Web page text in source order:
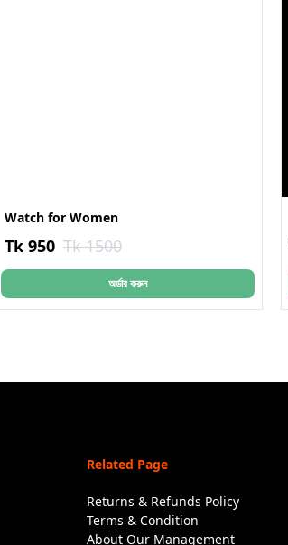
Watch for Women
Tk 950 Tk 1500
অর্ডার করুন
Related Page
Returns & Refunds Policy
Terms & Condition
About Our Management